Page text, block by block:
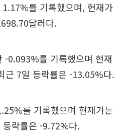
를 기록했으며, 현재가
달러다.
-0.093%를 기록했으며 현재
근 7일 등락률은 -13.05%다.
를 기록했으며 현재가는
락률은 -9.72%다.